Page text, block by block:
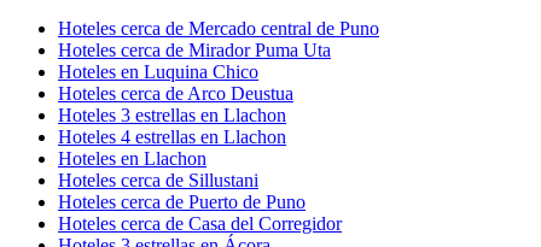
Hoteles cerca de Mercado central de Puno
Hoteles cerca de Mirador Puma Uta
Hoteles en Luquina Chico
Hoteles cerca de Arco Deustua
Hoteles 3 estrellas en Llachon
Hoteles 4 estrellas en Llachon
Hoteles en Llachon
Hoteles cerca de Sillustani
Hoteles cerca de Puerto de Puno
Hoteles cerca de Casa del Corregidor